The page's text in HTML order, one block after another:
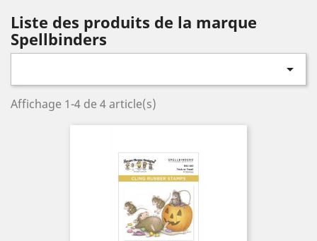
Liste des produits de la marque
Spellbinders

Affichage 1-4 de 4 article(s)